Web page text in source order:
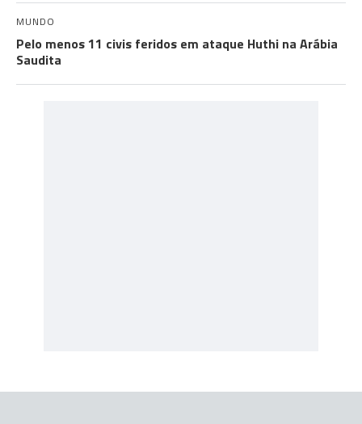
MUNDO
Pelo menos 11 civis feridos em ataque Huthi na Arábia
Saudita